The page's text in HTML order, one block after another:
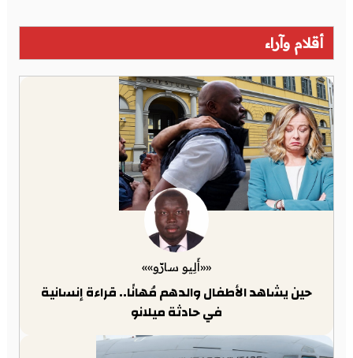
أقلام وآراء
««أَلِيو سارّو»»
حين يشاهد الأطفال والدهم مُهانًا.. قراءة إنسانية
في حادثة ميلانو